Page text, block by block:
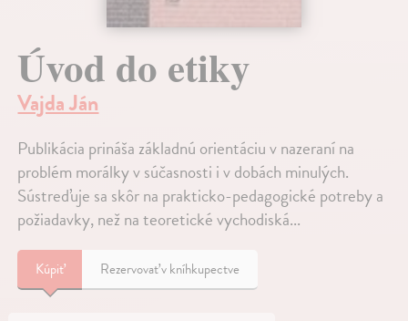
Úvod do etiky
Vajda Ján
Publikácia prináša základnú orientáciu v nazeraní na
problém morálky v súčasnosti i v dobách minulých.
Sústreďuje sa skôr na prakticko-pedagogické potreby a
požiadavky, než na teoretické vychodiská...
Kúpiť Rezervovať v kníhkupectve